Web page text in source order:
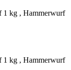
1 kg , Hammerwurf
1 kg , Hammerwurf